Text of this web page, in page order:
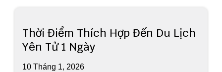
Thời Điểm Thích Hợp Đến Du Lịch
Yên Tử 1 Ngày
10 Tháng 1, 2026